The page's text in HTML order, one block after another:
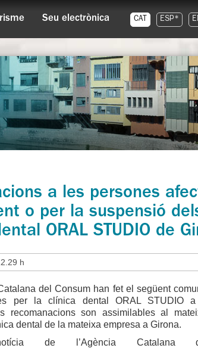
Seu electrònica CAT ESP*
a les persones
o per la suspensió
ORAL STUDIO de
h
del Consum han fet el següent
per la clínica dental ORAL STUDIO a
recomanacions son assimilables al
dental de la mateixa empresa a Girona.
de l’Agència Catalana